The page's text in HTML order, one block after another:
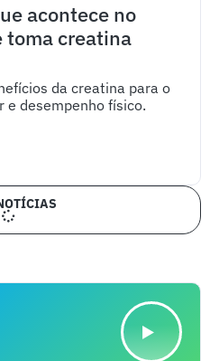
acontece no
toma creatina
da creatina para o
e desempenho físico.